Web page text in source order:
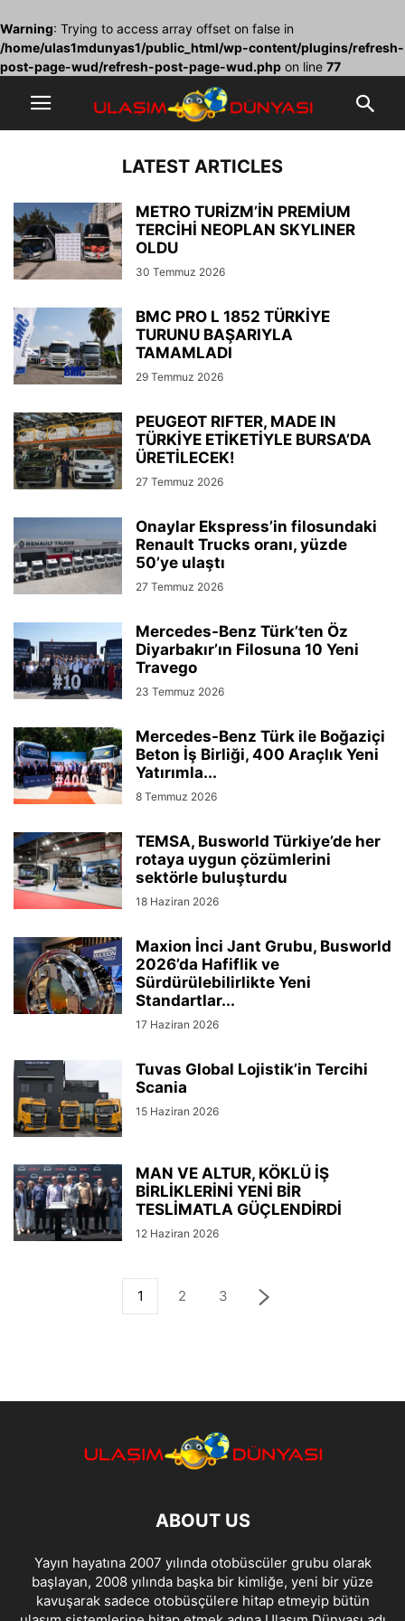
Warning: Trying to access array offset on false in
/home/ulas1mdunyas1/public_html/wp-content/plugins/refresh-
post-page-wud/refresh-post-page-wud.php on line 77
LATEST ARTICLES
METRO TURİZM’İN PREMİUM
TERCİHİ NEOPLAN SKYLINER
OLDU
30 Temmuz 2026
BMC PRO L 1852 TÜRKİYE
TURUNU BAŞARIYLA
TAMAMLADI
29 Temmuz 2026
PEUGEOT RIFTER, MADE IN
TÜRKİYE ETİKETİYLE BURSA’DA
ÜRETİLECEK!
27 Temmuz 2026
Onaylar Ekspress’in filosundaki
Renault Trucks oranı, yüzde
50’ye ulaştı
27 Temmuz 2026
Mercedes-Benz Türk’ten Öz
Diyarbakır’ın Filosuna 10 Yeni
Travego
23 Temmuz 2026
Mercedes-Benz Türk ile Boğaziçi
Beton İş Birliği, 400 Araçlık Yeni
Yatırımla...
8 Temmuz 2026
TEMSA, Busworld Türkiye’de her
rotaya uygun çözümlerini
sektörle buluşturdu
18 Haziran 2026
Maxion İnci Jant Grubu, Busworld
2026’da Hafiflik ve
Sürdürülebilirlikte Yeni
Standartlar...
17 Haziran 2026
Tuvas Global Lojistik’in Tercihi
Scania
15 Haziran 2026
MAN VE ALTUR, KÖKLÜ İŞ
BİRLİKLERİNİ YENİ BİR
TESLİMATLA GÜÇLENDİRDİ
12 Haziran 2026
1 2 3
ABOUT US
Yayın hayatına 2007 yılında otobüscüler grubu olarak
başlayan, 2008 yılında başka bir kimliğe, yeni bir yüze
kavuşarak sadece otobüsçülere hitap etmeyip bütün